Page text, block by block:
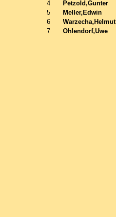
4
Petzold,Gunter
5
Meller,Edwin
6
Warzecha,Helmut
7
Ohlendorf,Uwe